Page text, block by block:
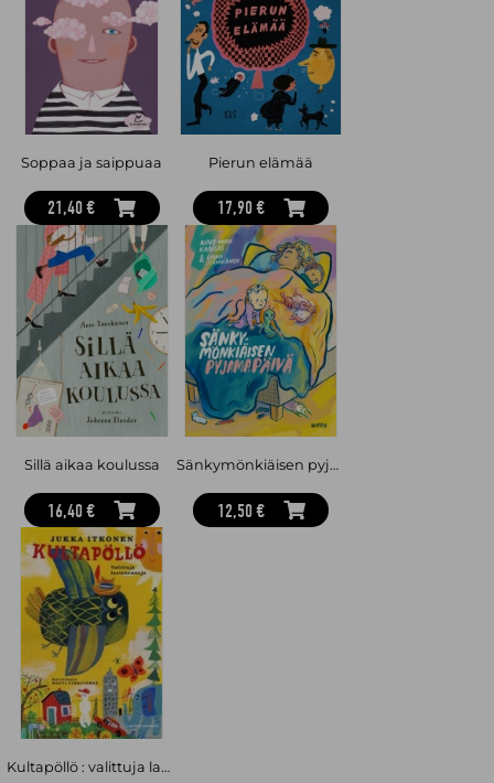
Soppaa ja saippuaa
21,40 €
Pierun elämää
17,90 €
Sillä aikaa koulussa
16,40 €
Sänkymönkiäisen pyjamapäivä
12,50 €
Kultapöllö : valittuja lastenrunoja